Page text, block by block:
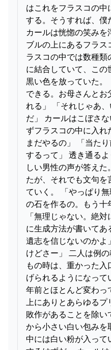
はこれをフラスコの
する。そうすれば、僕
カールは恍惚の笑み
ブルの上にあるフラ
ラスコの中では数種
に結合していて、こ
黒い色を放っていた
できる。お母さんと
れる」 「それじゃあ
だ」 カールはこぼさ
ずフラスコの中に入れ
まだやるの」 「当た
するって」 透き通る
しい男性の声が答え
たが、それでも文句
ていく。 「やっぱり
の石を作るの。もう十
「無理じゃない。絶
に生成方法が書いて
遺志を信じないのかよ
けどさー」 二人は例
もの時は、重かった
げられるようになっ
年前とほとんど変わ
上にありとあらゆるプ
敗作があることを除い
から小さい白い包みを
中には白い粉が入って